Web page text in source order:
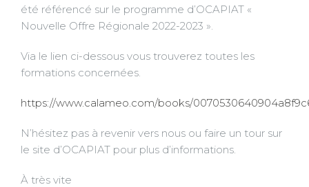
été référencé sur le programme d’OCAPIAT «
Nouvelle Offre Régionale 2022-2023 ».
Via le lien ci-dessous vous trouverez toutes les
formations concernées.
https://www.calameo.com/books/
N’hésitez pas à revenir vers nous ou faire un tour sur
le site d’OCAPIAT pour plus d’informations.
À très vite